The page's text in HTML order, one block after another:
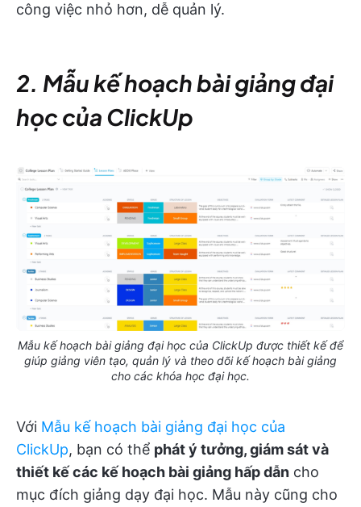
công việc nhỏ hơn, dễ quản lý.
2. Mẫu kế hoạch bài giảng đại
học của ClickUp
Mẫu kế hoạch bài giảng đại học của ClickUp được thiết kế để
giúp giảng viên tạo, quản lý và theo dõi kế hoạch bài giảng
cho các khóa học đại học.
Với Mẫu kế hoạch bài giảng đại học của
ClickUp, bạn có thể phát ý tưởng, giám sát và
thiết kế các kế hoạch bài giảng hấp dẫn cho
mục đích giảng dạy đại học. Mẫu này cũng cho